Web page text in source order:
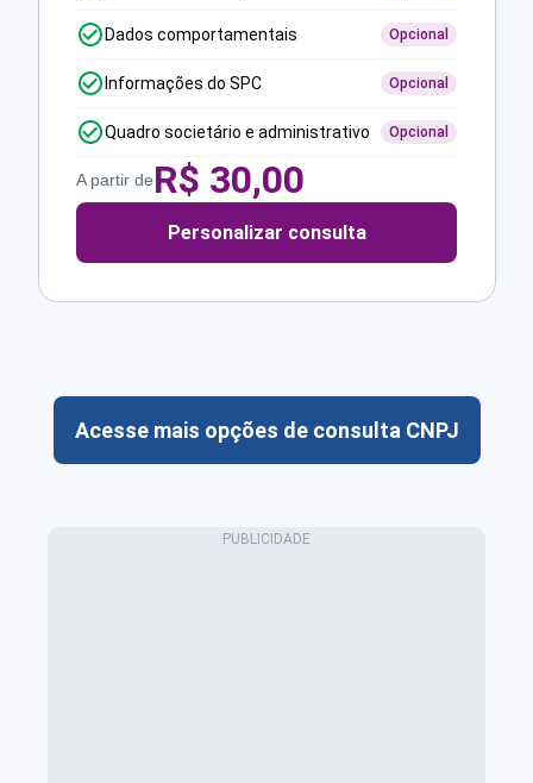
Dados comportamentais Opcional
Informações do SPC Opcional
Quadro societário e administrativo Opcional
A partir deR$ 30,00
Personalizar consulta
Acesse mais opções de consulta CNPJ